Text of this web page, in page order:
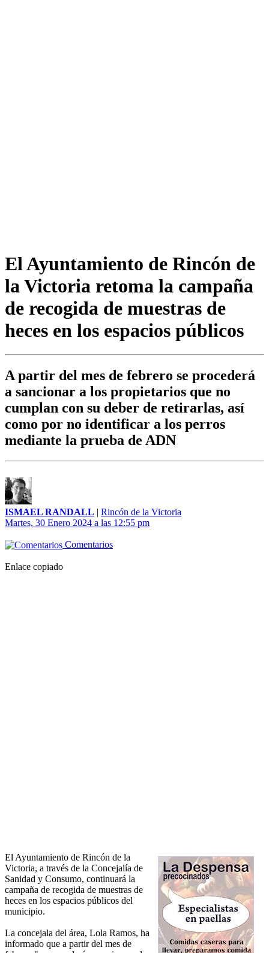
El Ayuntamiento de Rincón de
la Victoria retoma la campaña
de recogida de muestras de
heces en los espacios públicos
A partir del mes de febrero se procederá
a sancionar a los propietarios que no
cumplan con su deber de retirarlas, así
como por no identificar a los perros
mediante la prueba de ADN
ISMAEL RANDALL | Rincón de la Victoria
Martes, 30 Enero 2024 a las 12:55 pm
Comentarios
Enlace copiado
El Ayuntamiento de Rincón de la
Victoria, a través de la Concejalía de
Sanidad y Consumo, continuará la
campaña de recogida de muestras de
heces en los espacios públicos del
municipio.
La concejala del área, Lola Ramos, ha
informado que a partir del mes de